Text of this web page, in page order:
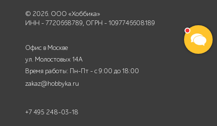
© 2026. ООО «Хоббика»
ИНН - 7720668789, ОГРН - 1097746608189
Офис в Москве
ул. Молостовых 14А
Время работы: Пн-Пт - с 9:00 до 18:00
zakaz@hobbyka.ru
+7 495 248-03-18